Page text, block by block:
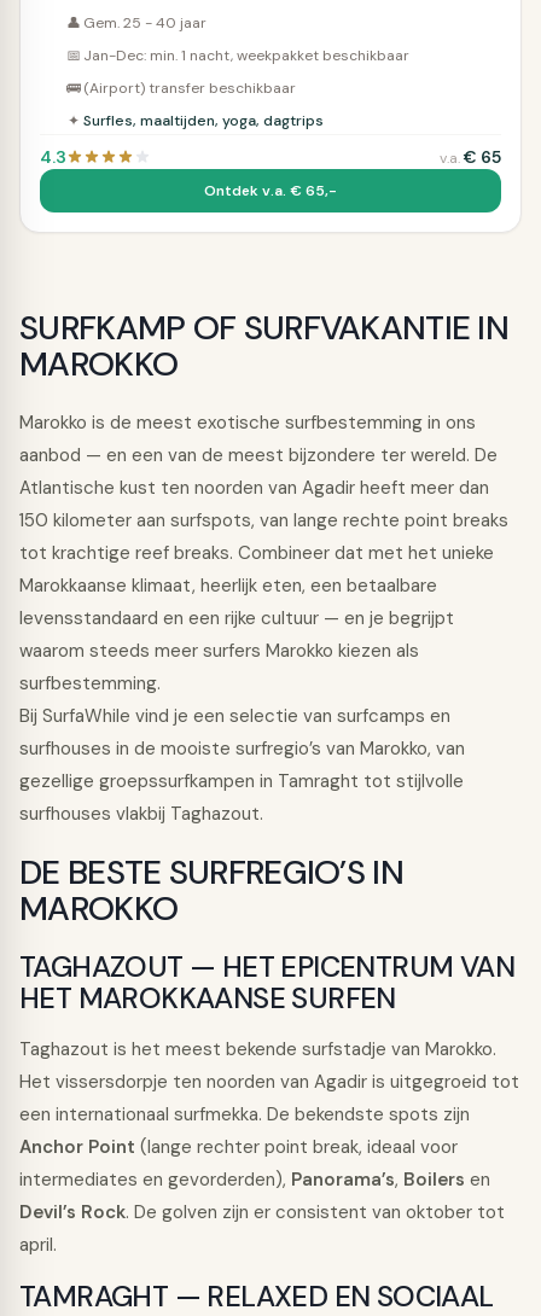
👤 Gem. 25 - 40 jaar
📅 Jan-Dec: min. 1 nacht, weekpakket beschikbaar
🚌(Airport) transfer beschikbaar
✦ Surfles, maaltijden, yoga, dagtrips
4.3 v.a.€ 65
Ontdek v.a. € 65,-
SURFKAMP OF SURFVAKANTIE IN
MAROKKO
Marokko is de meest exotische surfbestemming in ons
aanbod — en een van de meest bijzondere ter wereld. De
Atlantische kust ten noorden van Agadir heeft meer dan
150 kilometer aan surfspots, van lange rechte point breaks
tot krachtige reef breaks. Combineer dat met het unieke
Marokkaanse klimaat, heerlijk eten, een betaalbare
levensstandaard en een rijke cultuur — en je begrijpt
waarom steeds meer surfers Marokko kiezen als
surfbestemming.
Bij SurfaWhile vind je een selectie van surfcamps en
surfhouses in de mooiste surfregio’s van Marokko, van
gezellige groepssurfkampen in Tamraght tot stijlvolle
surfhouses vlakbij Taghazout.
DE BESTE SURFREGIO’S IN
MAROKKO
TAGHAZOUT — HET EPICENTRUM VAN
HET MAROKKAANSE SURFEN
Taghazout is het meest bekende surfstadje van Marokko.
Het vissersdorpje ten noorden van Agadir is uitgegroeid tot
een internationaal surfmekka. De bekendste spots zijn
Anchor Point (lange rechter point break, ideaal voor
intermediates en gevorderden), Panorama’s, Boilers en
Devil’s Rock. De golven zijn er consistent van oktober tot
april.
TAMRAGHT — RELAXED EN SOCIAAL